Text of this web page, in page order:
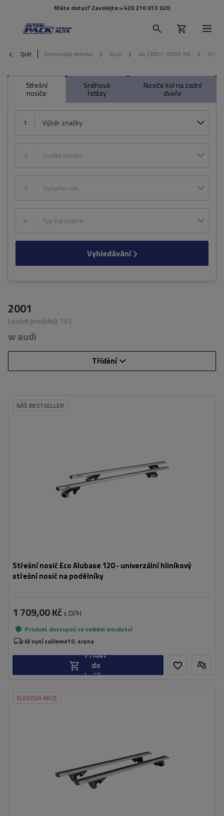
Máte dotaz? Zavolejte:+420 210 013 020
Zpět Domovská stránka Audi A4 (2001-2006) B6 2001
Střešní
nosiče
Sněhové
řetězy
Nosiče kol na zadní
dveře
1 Výběr značky
2 Zvolte model
3 Vyberte rok
4 Typ karoserie
Vyhledávání
2001
( počet produktů: 15 )
w audi
Třídění
NÁŠ BESTSELLER
Střešní nosič Eco Alubase 120 - univerzální hliníkový
střešní nosič na podélníky
1 709,00 Kč s DPH
Produkt dostupný ve velkém množství
Již nyní zašleme10. srpna
Přidat
do
košíku
SLEVOVÁ AKCE